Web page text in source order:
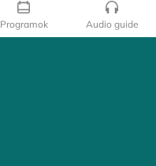
Programok Audio guide